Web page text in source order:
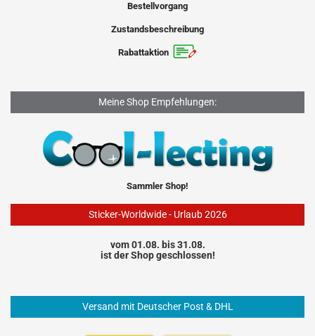
Bestellvorgang
Zustandsbeschreibung
Rabattaktion
Meine Shop Empfehlungen:
Sammler Shop!
Sticker-Worldwide - Urlaub 2026
vom 01.08. bis 31.08.
ist der Shop geschlossen!
Versand mit Deutscher Post & DHL